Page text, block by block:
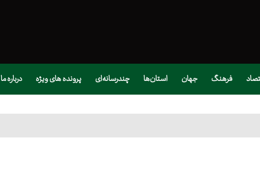
فرهنگ جهان استان‌ها چندرسانه‌ای پرونده های ویژه درباره ما